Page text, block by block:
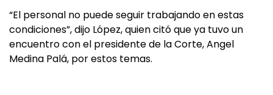
“El personal no puede seguir trabajando en estas
condiciones”, dijo López, quien citó que ya tuvo un
encuentro con el presidente de la Corte, Angel
Medina Palá, por estos temas.